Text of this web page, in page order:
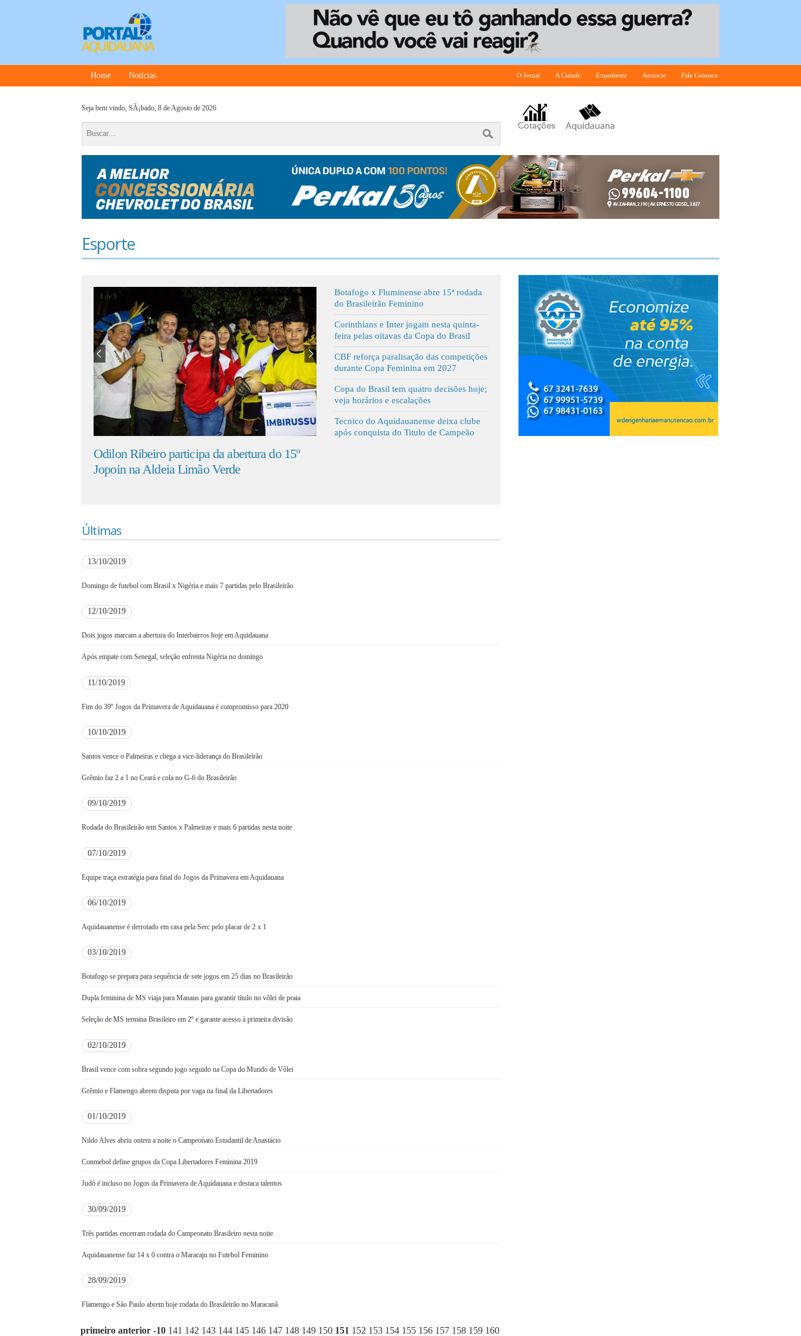
Home Notícias O Jornal A Cidade Expediente Anuncie Fale Conosco
Seja bem vindo, SÃ¡bado, 8 de Agosto de 2026
Esporte
participa da abertura do 15º
Limão Verde
Federação convoca clubes para definir
formato e regras da Copa MS 2026
1 de5
Botafogo x Fluminense abre 15ª rodada
do Brasileirão Feminino
Corinthians e Inter jogam nesta quinta-
feira pelas oitavas da Copa do Brasil
CBF reforça paralisação das competições
durante Copa Feminina em 2027
Copa do Brasil tem quatro decisões hoje;
veja horários e escalações
Tecnico do Aquidauanense deixa clube
após conquista do Titulo de Campeão
Últimas
13/10/2019
Domingo de futebol com Brasil x Nigéria e mais 7 partidas pelo Brasileirão
12/10/2019
Dois jogos marcam a abertura do Interbairros hoje em Aquidauana
Após empate com Senegal, seleção enfrenta Nigéria no domingo
11/10/2019
Fim do 39º Jogos da Primavera de Aquidauana é compromisso para 2020
10/10/2019
Santos vence o Palmeiras e chega a vice-liderança do Brasileirão
Grêmio faz 2 a 1 no Ceará e cola no G-6 do Brasileirão
09/10/2019
Rodada do Brasileirão tem Santos x Palmeiras e mais 6 partidas nesta noite
07/10/2019
Equipe traça estratégia para final do Jogos da Primavera em Aquidauana
06/10/2019
Aquidauanense é derrotado em casa pela Serc pelo placar de 2 x 1
03/10/2019
Botafogo se prepara para sequência de sete jogos em 25 dias no Brasileirão
Dupla feminina de MS viaja para Manaus para garantir título no vôlei de praia
Seleção de MS termina Brasileiro em 2º e garante acesso à primeira divisão
02/10/2019
Brasil vence com sobra segundo jogo seguido na Copa do Mundo de Vôlei
Grêmio e Flamengo abrem disputa por vaga na final da Libertadores
01/10/2019
Nildo Alves abriu ontem a noite o Campeonato Estudantil de Anastácio
Conmebol define grupos da Copa Libertadores Feminina 2019
Judô é incluso no Jogos da Primavera de Aquidauana e destaca talentos
30/09/2019
Três partidas encerram rodada do Campeonato Brasileiro nesta noite
Aquidauanense faz 14 x 0 contra o Maracaju no Futebol Feminino
28/09/2019
Flamengo e São Paulo abrem hoje rodada do Brasileirão no Maracanã
primeiro anterior -10 141 142 143 144 145 146 147 148 149 150 151 152 153 154 155 156 157 158 159 160